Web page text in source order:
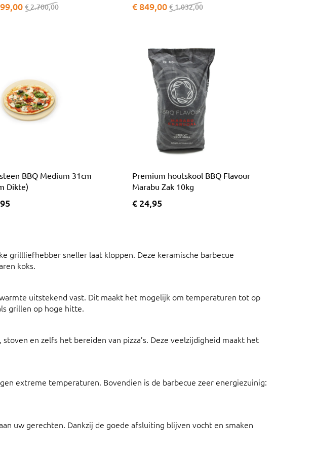
€ 2.700,00 € 849,00 € 1.032,00
BBQ Medium 31cm
Dikte)
Premium houtskool BBQ Flavour
Marabu Zak 10kg
€ 24,95
grillliefhebber sneller laat kloppen. Deze keramische barbecue
koks.
uitstekend vast. Dit maakt het mogelijk om temperaturen tot op
grillen op hoge hitte.
en zelfs het bereiden van pizza’s. Deze veelzijdigheid maakt het
extreme temperaturen. Bovendien is de barbecue zeer energiezuinig:
uw gerechten. Dankzij de goede afsluiting blijven vocht en smaken